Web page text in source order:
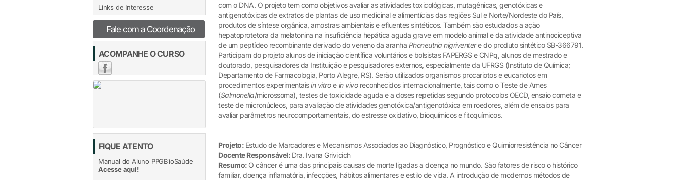
Links de Interesse
Fale com a Coordenação
ACOMPANHE O CURSO
FIQUE ATENTO
Manual do Aluno PPGBioSaúde
Acesse aqui!
com o DNA. O projeto tem como objetivos avaliar as atividades toxicológicas, mutagênicas, genotóxicas e
antigenotóxicas de extratos de plantas de uso medicinal e alimentícias das regiões Sul e Norte/Nordeste do País,
produtos de síntese orgânica, amostras ambientais e efluentes sintéticos. Também são estudados a ação
hepatoprotetora da melatonina na insuficiência hepática aguda grave em modelo animal e da atividade antinociceptiva
de um peptídeo recombinante derivado do veneno da aranha Phoneutria nigriventere do produto sintético SB-366791.
Participam do projeto alunos de iniciação científica voluntários e bolsistas FAPERGS e CNPq, alunos de mestrado e
doutorado, pesquisadores da Instituição e pesquisadores externos, especialmente da UFRGS (Instituto de Química;
Departamento de Farmacologia, Porto Alegre, RS). Serão utilizados organismos procariotos e eucariotos em
procedimentos experimentaisin vitroein vivoreconhecidos internacionalmente, tais como o Teste de Ames
(Salmonella/microssoma), testes de toxicidade aguda e a doses repetidas segundo protocolos OECD, ensaio cometa e
teste de micronúcleos, para avaliação de atividades genotóxica/antigenotóxica em roedores, além de ensaios para
avaliar parâmetros neurocomportamentais, do estresse oxidativo, bioquímicos e fitoquímicos.
Projeto: Estudo de Marcadores e Mecanismos Associados ao Diagnóstico, Prognóstico e Quimiorresistência no Câncer
Docente Responsável: Dra. Ivana Grivicich
Resumo: O câncer é uma das principais causas de morte ligadas a doença no mundo. São fatores de risco o histórico
familiar, doença inflamatória, infecções, hábitos alimentares e estilo de vida. A introdução de modernos métodos de